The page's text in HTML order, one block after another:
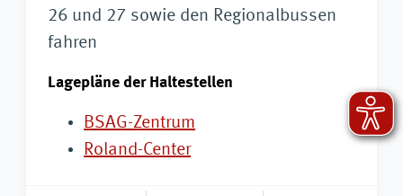
26 und 27 sowie den Regionalbussen
fahren
Lagepläne der Haltestellen
BSAG-Zentrum
Roland-Center